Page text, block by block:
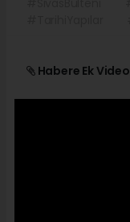
Habere Ek Video